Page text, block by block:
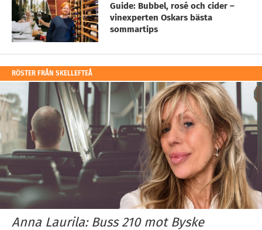
Guide: Bubbel, rosé och cider –
vinexperten Oskars bästa
sommartips
RÖSTER FRÅN SKELLEFTEÅ
Anna Laurila: Buss 210 mot Byske